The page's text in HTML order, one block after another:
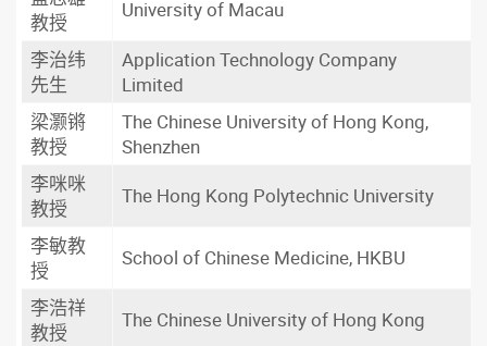
教授
University of Macau
李治纬
先生
Application Technology Company
Limited
梁灏锵
教授
The Chinese University of Hong Kong,
Shenzhen
李咪咪
教授
The Hong Kong Polytechnic University
李敏教
授
School of Chinese Medicine, HKBU
李浩祥
教授
The Chinese University of Hong Kong